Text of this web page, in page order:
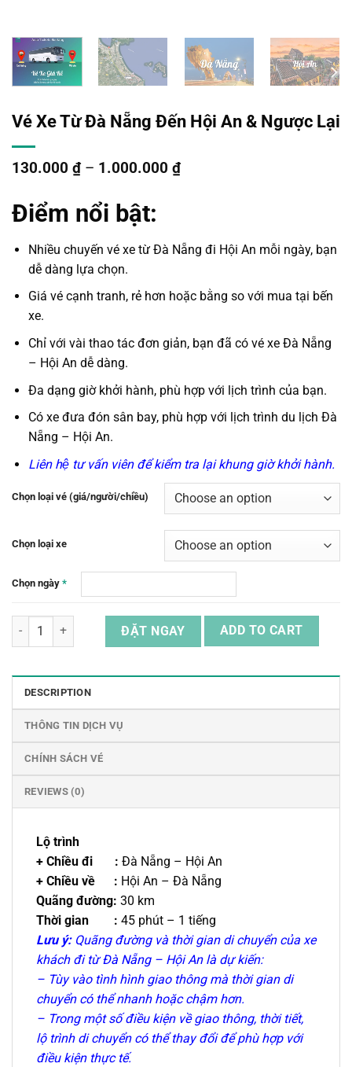
Vé Xe Từ Đà Nẵng Đến Hội An & Ngược Lại
130.000 ₫ – 1.000.000 ₫
Điểm nổi bật:
Nhiều chuyến vé xe từĐà Nẵng đi Hội An mỗi ngày, bạn
dễ dàng lựa chọn.
Giá vé cạnh tranh, rẻ hơn hoặc bằng so với mua tại bến
xe.
Chỉ với vài thao tác đơn giản, bạn đã cóvé xe Đà Nẵng
– Hội An dễ dàng.
Đa dạng giờ khởi hành, phù hợp với lịch trình của bạn.
Cóxeđưa đón sân bay,phù hợp với lịch trình du lịch Đà
Nẵng – Hội An.
Liên hệ tư vấn viên để kiểm tra lại khung giờ khởi hành.
Chọn loại vé (giá/người/chiều)
Chọn loại xe
Chọn ngày *
Vé Xe Từ Đà Nẵng Đến Hội An & Ngược Lại quantity
ĐẶT NGAY ADD TO CART
DESCRIPTION
THÔNG TIN DỊCH VỤ
CHÍNH SÁCH VÉ
REVIEWS (0)
Lộ trình
+ Chiều đi : Đà Nẵng – Hội An
+ Chiều về : Hội An – Đà Nẵng
Quãng đường: 30 km
Thời gian : 45 phút – 1 tiếng
Lưu ý: Quãng đường và thời gian di chuyển của xe
khách đi từ Đà Nẵng – Hội An là dự kiến:
– Tùy vào tình hình giao thông mà thời gian di
chuyển có thể nhanh hoặc chậm hơn.
– Trong một số điều kiện về giao thông, thời tiết,
lộ trình di chuyển có thể thay đổi để phù hợp với
điều kiện thực tế.